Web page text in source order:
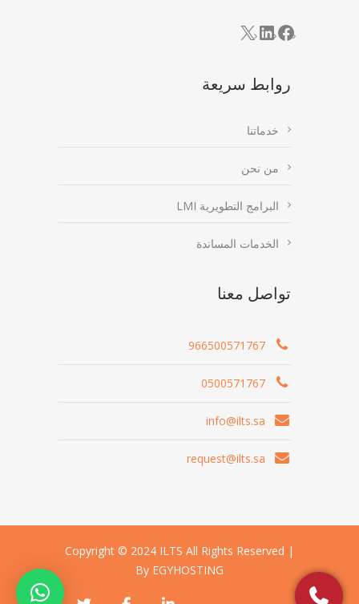
Facebook
LinkedIn
X
روابط سريعة
خدماتنا
من نحن
البرامج التطويرية LMI
الخدمات المساندة
تواصل معنا
966500571767
0500571767
info@ilts.sa
request@ilts.sa
Copyright © 2024 ILTS All Rights Reserved |
By EGYHOSTING